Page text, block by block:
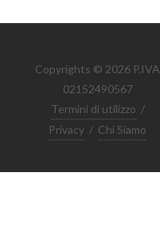
Copyrights © 2026 P.IVA
02152490567
Termini di utilizzo /
Privacy / Chi Siamo